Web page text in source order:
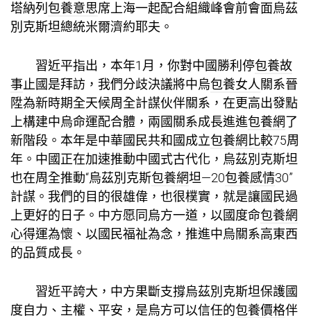
塔納列 包養意思席上海一起配合組織峰會前會面烏茲
別克斯坦總統米爾濟約耶夫。
習近平指出，本年1月，你對中國勝利停包養故
事止國是拜訪，我們分歧決議將中烏包養女人關系晉
陞為新時期全天候周全計謀伙伴關系，在更高出發點
上構建中烏命運配合體，兩國關系成長進進包養網了
新階段。本年是中華國民共和國成立包養網比較75周
年。中國正在加速推動中國式古代化，烏茲別克斯坦
也在周全推動“烏茲別克斯包養網坦—20包養感情30”
計謀。我們的目的很雄偉，也很樸實，就是讓國民過
上更好的日子。中方愿同烏方一道，以國度命包養網
心得運為懷、以國民福祉為念，推進中烏關系高東西
的品質成長。
習近平誇大，中方果斷支撐烏茲別克斯坦保護國
度自力、主權、平安，是烏方可以信任的包養價格伴